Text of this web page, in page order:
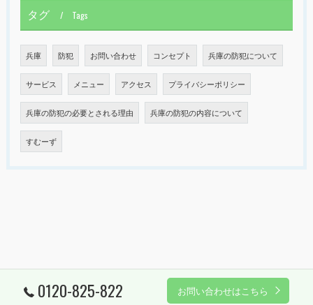
タグ Tags
兵庫 防犯 お問い合わせ コンセプト 兵庫の防犯について
サービス メニュー アクセス プライバシーポリシー
兵庫の防犯の必要とされる理由 兵庫の防犯の内容について
すむーず
0120-825-822 お問い合わせはこちら